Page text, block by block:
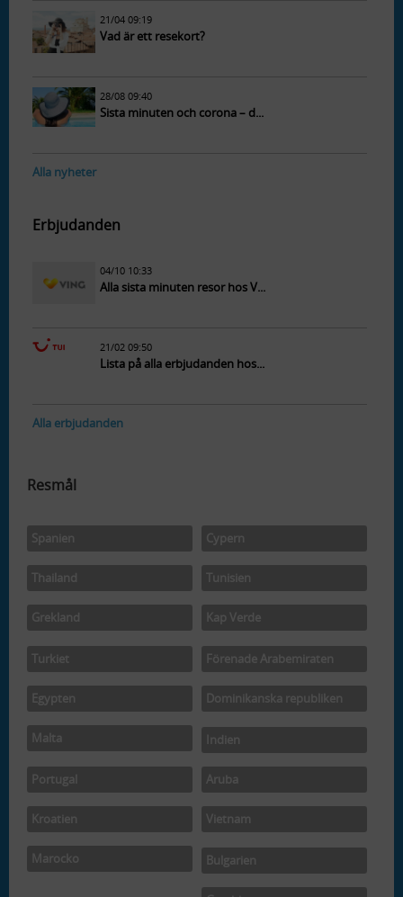
21/04 09:19
Vad är ett resekort?
28/08 09:40
Sista minuten och corona – d...
Alla nyheter
Erbjudanden
04/10 10:33
Alla sista minuten resor hos V...
21/02 09:50
Lista på alla erbjudanden hos...
Alla erbjudanden
Resmål
Spanien
Thailand
Grekland
Turkiet
Egypten
Malta
Portugal
Kroatien
Marocko
Cypern
Tunisien
Kap Verde
Förenade Arabemiraten
Dominikanska republiken
Indien
Aruba
Vietnam
Bulgarien